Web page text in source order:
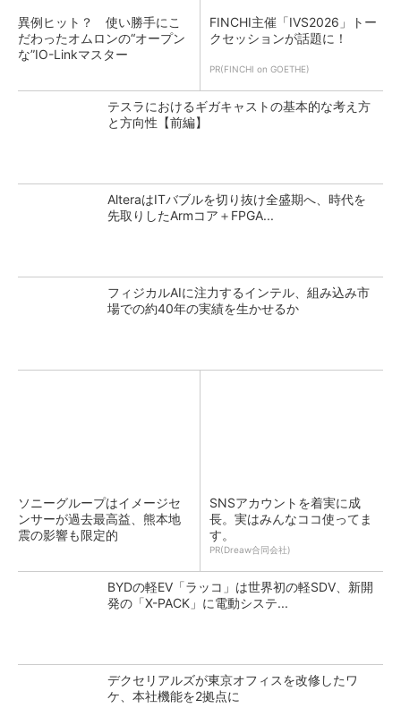
異例ヒット？ 使い勝手にこ
だわったオムロンの“オープン
な”IO-Linkマスター
FINCHI主催「IVS2026」トー
クセッションが話題に！
PR(FINCHI on GOETHE)
テスラにおけるギガキャストの基本的な考え方
と方向性【前編】
AlteraはITバブルを切り抜け全盛期へ、時代を
先取りしたArmコア＋FPGA...
フィジカルAIに注力するインテル、組み込み市
場での約40年の実績を生かせるか
ソニーグループはイメージセ
ンサーが過去最高益、熊本地
震の影響も限定的
SNSアカウントを着実に成
長。実はみんなココ使ってま
す。
PR(Dreaw合同会社)
BYDの軽EV「ラッコ」は世界初の軽SDV、新開
発の「X-PACK」に電動システ...
デクセリアルズが東京オフィスを改修したワ
ケ、本社機能を2拠点に